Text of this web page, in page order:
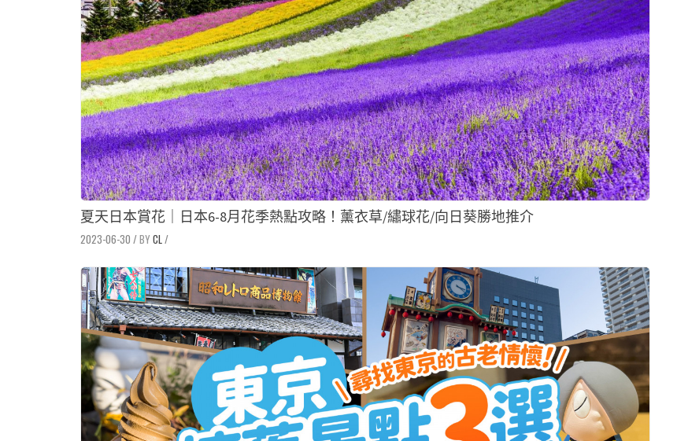
夏天日本賞花｜日本6-8月花季熱點攻略！薰衣草/繡球花/向日葵勝地推介
2023-06-30 / CL/